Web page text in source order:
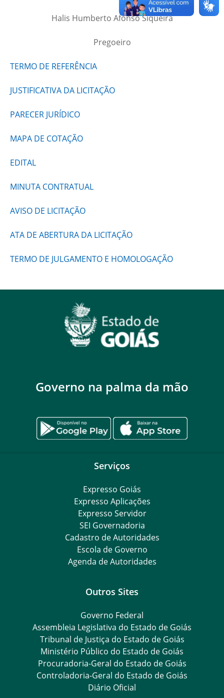
Halis Humberto Afonso Siqueira
Pregoeiro
TERMO DE REFERÊNCIA
JUSTIFICATIVA DA LICITAÇÃO
PARECER JURÍDICO
MAPA DE COTAÇÃO
EDITAL
MINUTA CONTRATUAL
AVISO DE LICITAÇÃO
ATA DE ABERTURA DA LICITAÇÃO
TERMO DE JULGAMENTO E HOMOLOGAÇÃO
Governo na palma da mão
Serviços
Expresso Goiás
Expresso Aplicações
Expresso Servidor
SEI Governadoria
Cadastro de Autoridades
Escola de Governo
Agenda de Autoridades
Outros Sites
Governo Federal
Assembleia Legislativa do Estado de Goiás
Tribunal de Justiça do Estado de Goiás
Ministério Público do Estado de Goiás
Procuradoria-Geral do Estado de Goiás
Controladoria-Geral do Estado de Goiás
Diário Oficial